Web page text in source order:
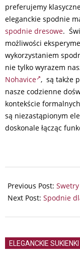
preferujemy
eleganckie spodnie
spodnie dresowe.
możliwości
wykorzystaniem
nie tylko wyrazem
Nohavice , są także
nasze codzienne
kontekście
są niezastąpionym
doskonale łącząc
05-
23
Previous Post:
Next Post: Spodnie
ELEGANCKIE